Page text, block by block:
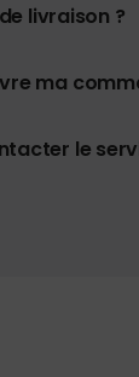
livraison ?
ma
le